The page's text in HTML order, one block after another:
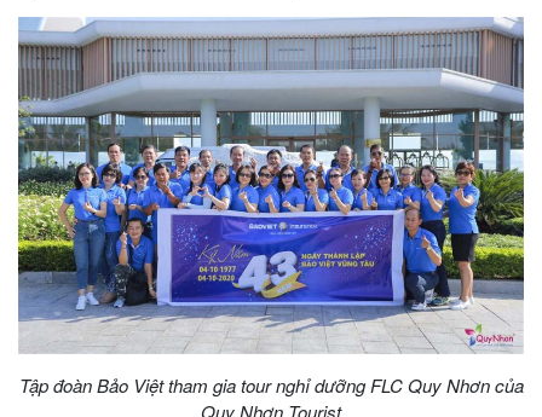
Tập đoàn Bảo Việt tham gia tour nghỉ dưỡng FLC Quy Nhơn của
Quy Nhơn Tourist